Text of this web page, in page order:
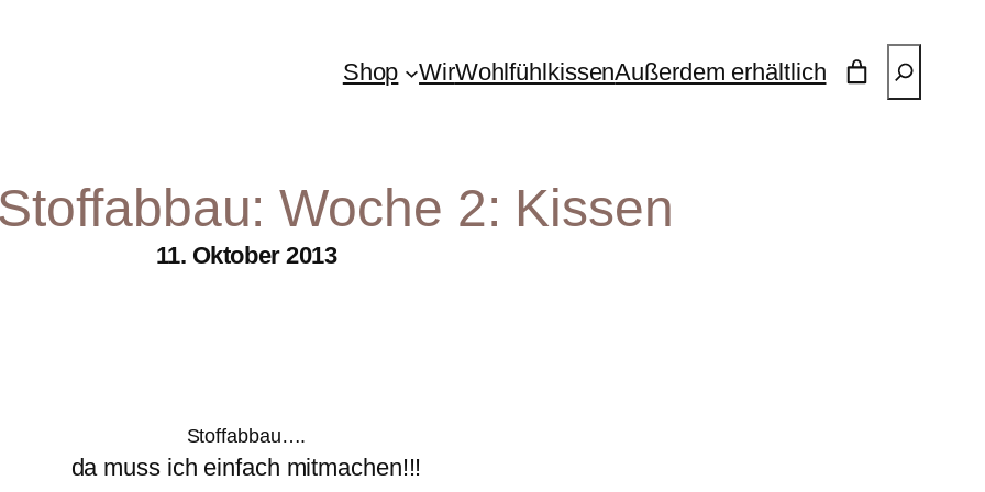
Shop WirWohlfühlkissenAußerdem erhältlich
Woche 2: Kissen
11. Oktober 2013
Stoffabbau….
da muss ich einfach mitmachen!!!